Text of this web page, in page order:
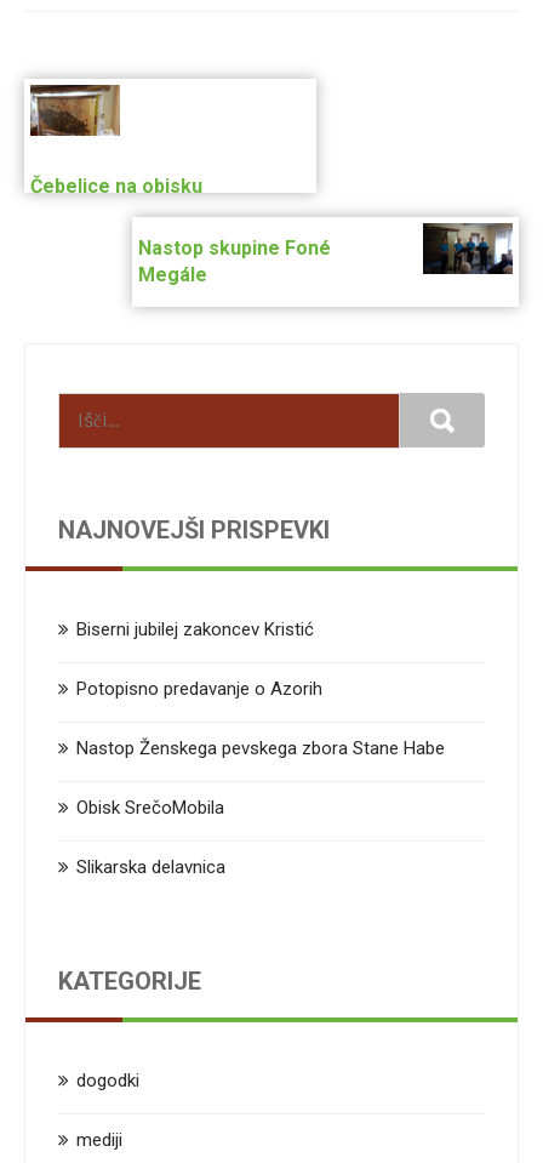
Post
navigation
Čebelice na obisku
Nastop skupine Foné
Megále
NAJNOVEJŠI PRISPEVKI
Biserni jubilej zakoncev Kristić
Potopisno predavanje o Azorih
Nastop Ženskega pevskega zbora Stane Habe
Obisk SrečoMobila
Slikarska delavnica
KATEGORIJE
dogodki
mediji